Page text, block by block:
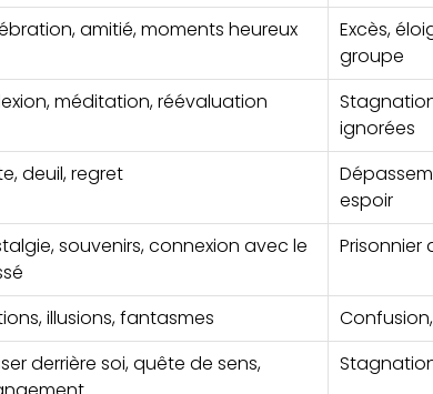
amitié, moments heureux
Excès,
groupe
méditation, réévaluation
ignorées
deuil, regret
espoir
souvenirs, connexion avec le
illusions, fantasmes
derrière soi, quête de sens,